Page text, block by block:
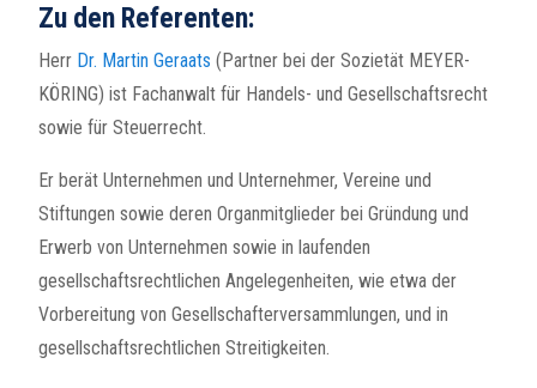
Zu den Referenten:
Herr Dr. Martin Geraats (Partner bei der Sozietät MEYER-
KÖRING) ist Fachanwalt für Handels- und Gesellschaftsrecht
sowie für Steuerrecht.
Er berät Unternehmen und Unternehmer, Vereine und
Stiftungen sowie deren Organmitglieder bei Gründung und
Erwerb von Unternehmen sowie in laufenden
gesellschaftsrechtlichen Angelegenheiten, wie etwa der
Vorbereitung von Gesellschafterversammlungen, und in
gesellschaftsrechtlichen Streitigkeiten.